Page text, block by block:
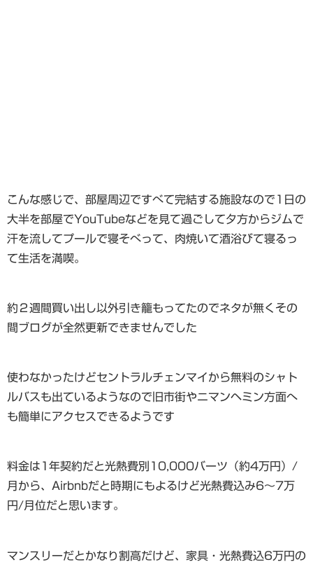
こんな感じで、部屋周辺ですべて完結する施設なので1日の
大半を部屋でYouTubeなどを見て過ごして夕方からジムで
汗を流してプールで寝そべって、肉焼いて酒浴びて寝るっ
て生活を満喫。
約２週間買い出し以外引き籠もってたのでネタが無くその
間ブログが全然更新できませんでした
使わなかったけどセントラルチェンマイから無料のシャト
ルバスも出ているようなので旧市街やニマンヘミン方面へ
も簡単にアクセスできるようです
料金は1年契約だと光熱費別10,000バーツ（約4万円）/
月から、Airbnbだと時期にもよるけど光熱費込み6〜7万
円/月位だと思います。
マンスリーだとかなり割高だけど、家具・光熱費込6万円の